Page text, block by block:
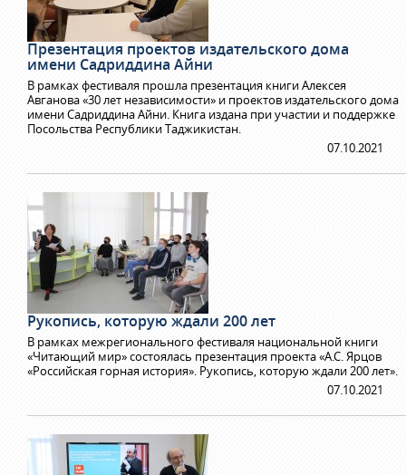
Презентация проектов издательского дома
имени Садриддина Айни
В рамках фестиваля прошла презентация книги Алексея
Авганова «30 лет независимости» и проектов издательского дома
имени Садриддина Айни. Книга издана при участии и поддержке
Посольства Республики Таджикистан.
07.10.2021
Рукопись, которую ждали 200 лет
В рамках межрегионального фестиваля национальной книги
«Читающий мир» состоялась презентация проекта «А.С. Ярцов
«Российская горная история». Рукопись, которую ждали 200 лет».
07.10.2021